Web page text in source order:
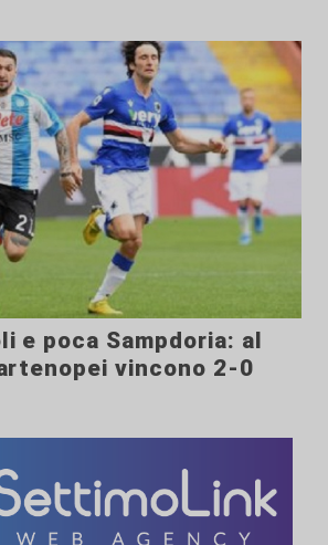
e poca Sampdoria: al
vincono 2-0